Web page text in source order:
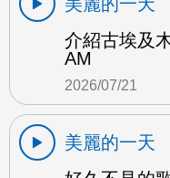
介紹古埃及
AM
2026/07/21
美麗的一天